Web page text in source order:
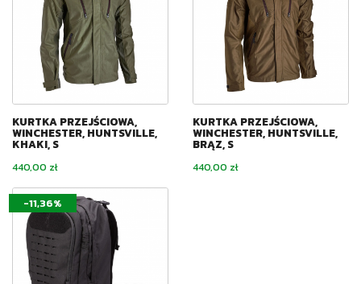
KURTKA PRZEJŚCIOWA,
WINCHESTER, HUNTSVILLE,
KHAKI, S
Cena
440,00 zł
KURTKA PRZEJŚCIOWA,
WINCHESTER, HUNTSVILLE,
BRĄZ, S
Cena
440,00 zł
-11,36%